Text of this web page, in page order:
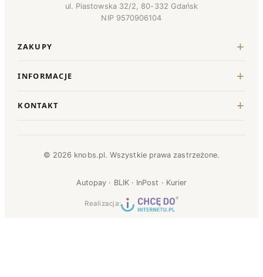
ul. Piastowska 32/2, 80-332 Gdańsk
NIP 9570906104
ZAKUPY
INFORMACJE
KONTAKT
© 2026 knobs.pl. Wszystkie prawa zastrzeżone.
Autopay · BLIK · InPost · Kurier
Realizacja: